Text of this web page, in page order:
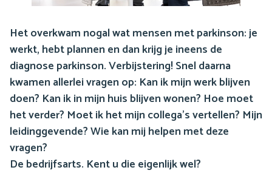
Het overkwam nogal wat mensen met parkinson: je
werkt, hebt plannen en dan krijg je ineens de
diagnose parkinson. Verbijstering! Snel daarna
kwamen allerlei vragen op: Kan ik mijn werk blijven
doen? Kan ik in mijn huis blijven wonen? Hoe moet
het verder? Moet ik het mijn collega’s vertellen? Mijn
leidinggevende? Wie kan mij helpen met deze
vragen?
De bedrijfsarts. Kent u die eigenlijk wel?